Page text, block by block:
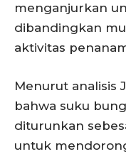
menganjurkan
dibandingkan
aktivitas
Menurut analisis
bahwa suku
diturunkan
untuk